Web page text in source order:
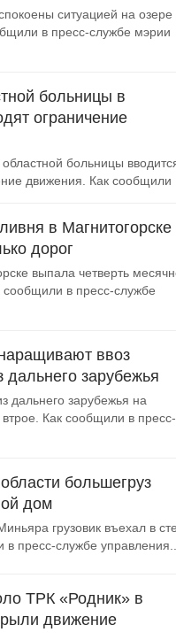
ситуацией на озере
в пресс-службе мэрии
больницы в
ограничение
больницы
движения. Как сообщили
в Магнитогорске
дорог
выпала четверть
в пресс-службе
ввоз
дальнего зарубежья
дальнего зарубежья на
Как сообщили в пресс-
большегруз
дом
грузовик въехал в
пресс-службе управления...
ТРК «Родник» в
движение